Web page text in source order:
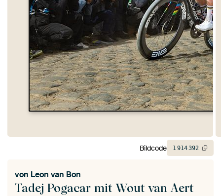
Tadej Pogacar mit Wout van Aert
von Leon van Bon
Bildcode 1914392